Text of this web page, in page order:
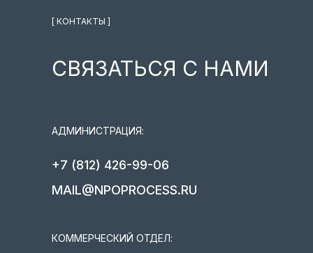
СВЯЗАТЬСЯ С НАМИ
[ КОНТАКТЫ ]
АДМИНИСТРАЦИЯ:
КОММЕРЧЕСКИЙ ОТДЕЛ:
+7 (812) 426-99-06
MAIL@NPOPROCESS.RU